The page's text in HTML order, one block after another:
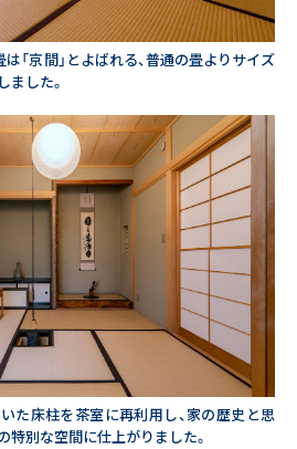
「京間」とよばれる、普通の畳よりサイズ
ました。
た床柱を茶室に再利用し、家の歴史と思
別な空間に仕上がりました。